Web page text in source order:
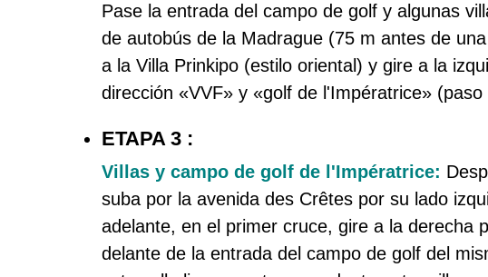
Pase la entrada del campo de golf y algunas
de autobús de la Madrague (75 m antes de
a la Villa Prinkipo (estilo oriental) y gire a la
dirección «VVF» y «golf de l'Impératrice»
ETAPA 3 :
Villas y campo de golf de l'Impératrice:
suba por la avenida des Crêtes por su lado
adelante, en el primer cruce, gire a la derecha
delante de la entrada del campo de golf del